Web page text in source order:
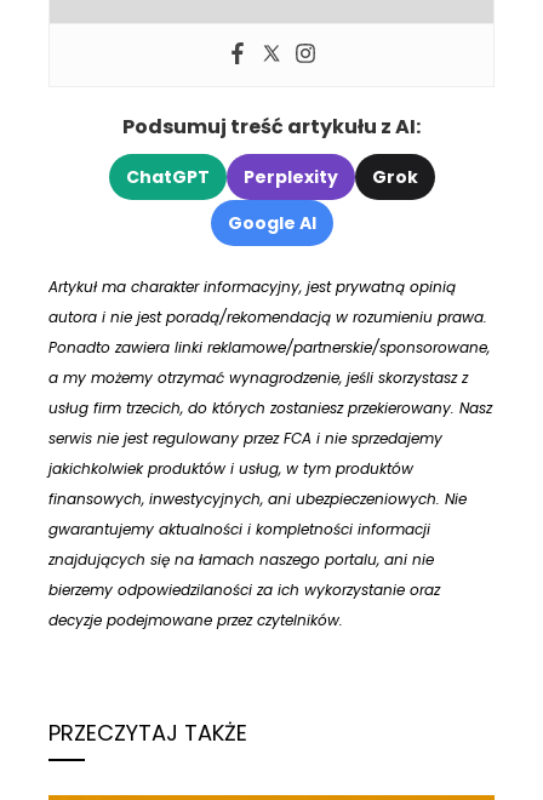
Podsumuj treść artykułu z AI:
ChatGPT Perplexity
Grok
Google AI
Artykuł ma charakter informacyjny, jest prywatną opinią
autora i nie jest poradą/rekomendacją w rozumieniu prawa.
Ponadto zawiera linki reklamowe/partnerskie/sponsorowane,
a my możemy otrzymać wynagrodzenie, jeśli skorzystasz z
usług firm trzecich, do których zostaniesz przekierowany. Nasz
serwis nie jest regulowany przez FCA i nie sprzedajemy
jakichkolwiek produktów i usług, w tym produktów
finansowych, inwestycyjnych, ani ubezpieczeniowych. Nie
gwarantujemy aktualności i kompletności informacji
znajdujących się na łamach naszego portalu, ani nie
bierzemy odpowiedzilaności za ich wykorzystanie oraz
decyzje podejmowane przez czytelników.
PRZECZYTAJ TAKŻE